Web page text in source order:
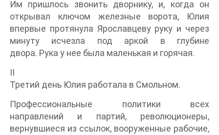
Им пришлось звонить дворнику, и, когда он
открывал ключом железные ворота, Юлия
впервые протянула Ярославцеву руку и через
минуту исчезла под аркой в глубине
двора. Рука у нее была маленькая и горячая.
II
Третий день Юлия работала в Смольном.
Профессиональные политики всех
направлений и партий, революционеры,
вернувшиеся из ссылок, вооруженные рабочие,